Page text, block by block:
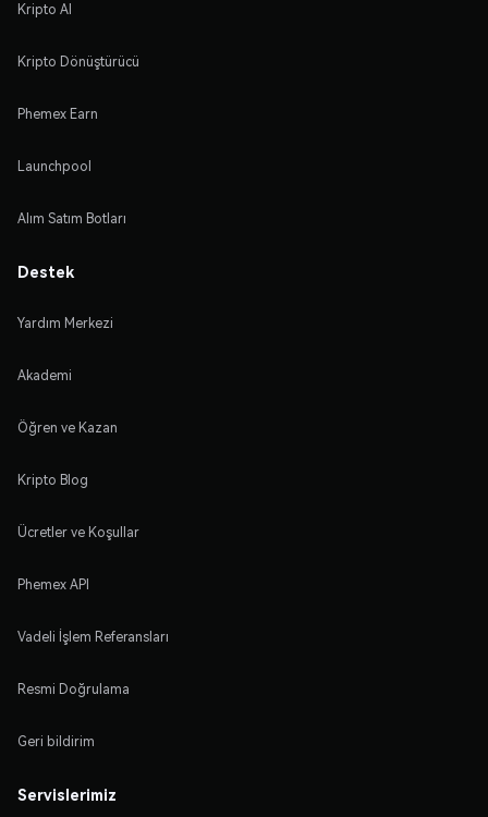
Kripto Al
Kripto Dönüştürücü
Phemex Earn
Launchpool
Alım Satım Botları
Destek
Yardım Merkezi
Akademi
Öğren ve Kazan
Kripto Blog
Ücretler ve Koşullar
Phemex API
Vadeli İşlem Referansları
Resmi Doğrulama
Geri bildirim
Servislerimiz